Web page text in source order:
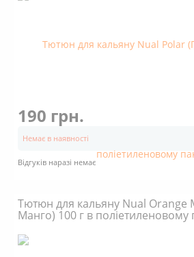
190 грн.
Немає в наявності
Відгуків наразі немає
Тютюн для кальяну Nual Orange
Манго) 100 г в поліетиленовому